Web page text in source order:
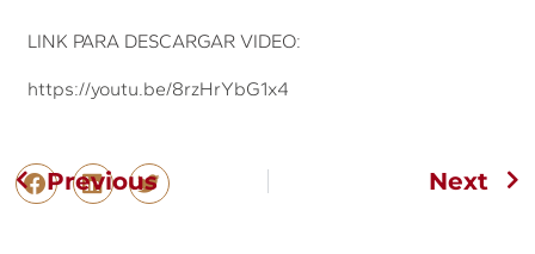
LINK PARA DESCARGAR VIDEO:
https://youtu.be/8rzHrYbG1x4
Previous Next